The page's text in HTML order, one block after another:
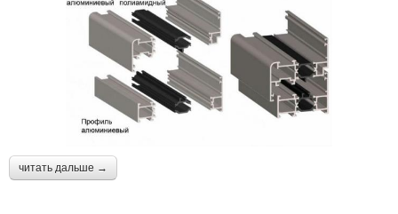
читать дальше →